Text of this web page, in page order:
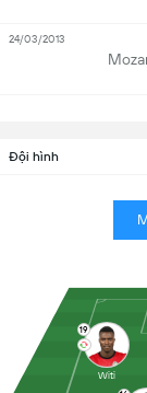
Đội hình
19
Witi
24/03/2013